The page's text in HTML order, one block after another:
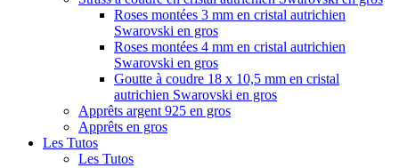
Roses montées 3 mm en cristal autrichien
Swarovski en gros
Roses montées 4 mm en cristal autrichien
Swarovski en gros
Goutte à coudre 18 x 10,5 mm en cristal
autrichien Swarovski en gros
Apprêts argent 925 en gros
Apprêts en gros
Les Tutos
Les Tutos